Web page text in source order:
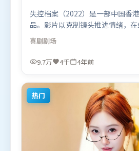
失控档案（2022）是一部中国香
品。影片以克制镜头推进情绪，
直至最后一刻才揭开谜底。类型元
致敬经典也尝试突破套路。由管虎
姆·哈迪、肖战，汤唯等联袂出演
剧题材的观众观看。
喜剧剧场
9.7万 4千 4年前
热门